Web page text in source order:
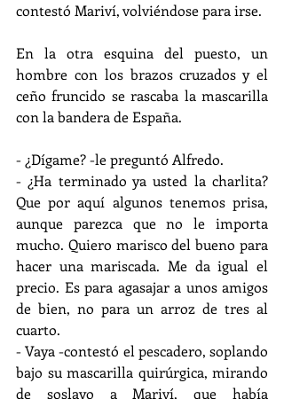
contestó Mariví, volviéndose para irse.
En la otra esquina del puesto, un
hombre con los brazos cruzados y el
ceño fruncido se rascaba la mascarilla
con la bandera de España.
- ¿Dígame? -le preguntó Alfredo.
- ¿Ha terminado ya usted la charlita?
Que por aquí algunos tenemos prisa,
aunque parezca que no le importa
mucho. Quiero marisco del bueno para
hacer una mariscada. Me da igual el
precio. Es para agasajar a unos amigos
de bien, no para un arroz de tres al
cuarto.
- Vaya -contestó el pescadero, soplando
bajo su mascarilla quirúrgica, mirando
de soslayo a Mariví, que había